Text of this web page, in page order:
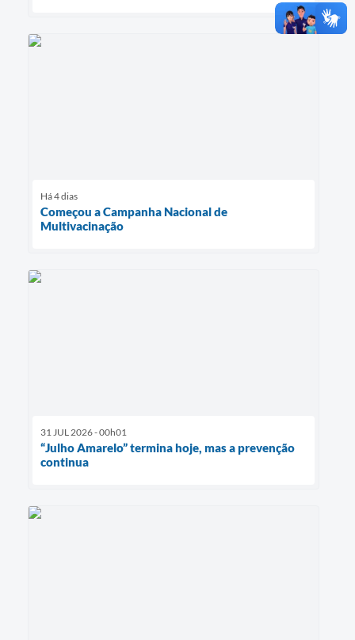
Há 4 dias
Começou a Campanha Nacional de
Multivacinação
31 JUL 2026 - 00h01
“Julho Amarelo” termina hoje, mas a prevenção
continua